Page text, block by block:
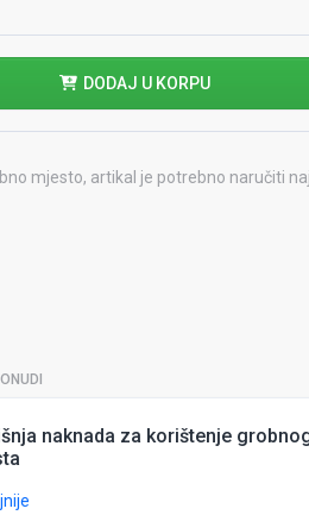
DODAJ U KORPU
mjesto, artikal je potrebno naručiti
naknada za korištenje